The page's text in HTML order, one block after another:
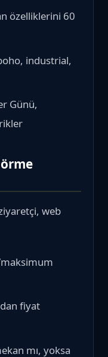
özelliklerini 60
industrial,
Günü,
web
fiyat
mı, yoksa